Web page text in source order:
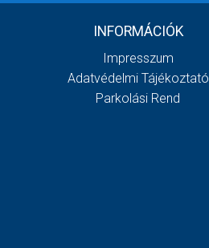
INFORMÁCIÓK
Impresszum
Adatvédelmi Tájékoztató
Parkolási Rend